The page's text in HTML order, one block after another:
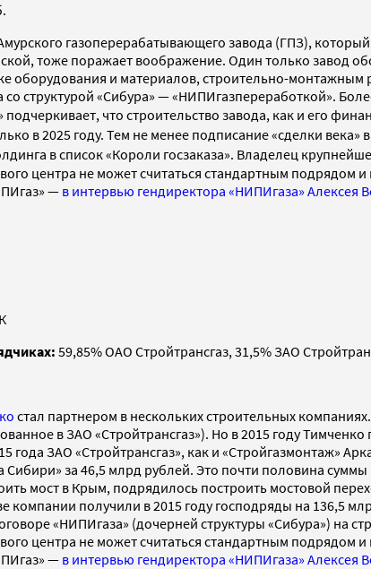
газоперерабатывающего завода (ГПЗ),
тоже поражает воображение. Один только завод
оборудования и материалов, строительно-монтажным
структурой «Сибура» — «НИПИгазпереработкой».
что строительство завода, как и его
в 2025 году. Тем не менее подписание «сделки
в список «Короли госзаказа». Владелец
центра не может считаться стандартным
— в интервью гендиректора «НИПИгаза» Алексея
59,85% ОАО Стройтрансгаз, 31,5% ЗАО
стал партнером в нескольких строительных
в ЗАО «Стройтрансгаз»). Но в 2015 году
года ЗАО «Стройтрансгаз», как и «Стройгазмонтаж»
Сибири» за 46,5 млрд рублей. Это почти половина
мост в Крым, подрядилось построить мостовой
компании получили в 2015 году господряды на 136,5
«НИПИгаза» (дочерней структуры «Сибура») на
центра не может считаться стандартным
— в интервью гендиректора «НИПИгаза» Алексея